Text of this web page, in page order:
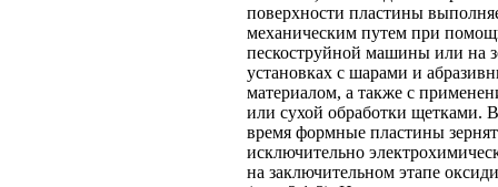
поверхности пластины
механическим путем при
пескоструйной машины или на
установках с шарами и
материалом, а также с
или сухой обработки щетками.
время формные пластины
исключительно
на заключительном этапе